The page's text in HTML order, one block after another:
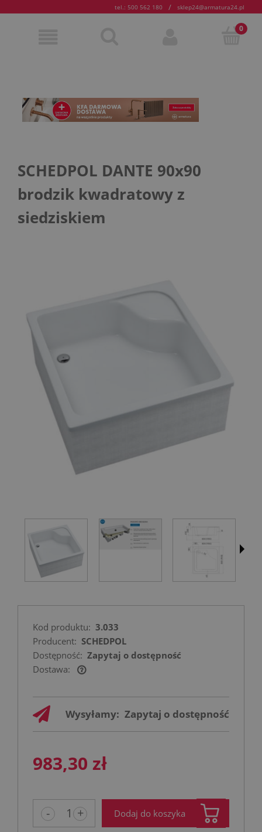
tel.: 500 562 180 / sklep24@armatura24.pl
SCHEDPOL DANTE 90x90
brodzik kwadratowy z
siedziskiem
Kod produktu: 3.033
Producent: SCHEDPOL
Dostępność: Zapytaj o dostępność
Dostawa:
Cena nie zawiera ewentualnych kosztów
Wysyłamy: Zapytaj o dostępność
983,30 zł
- + Dodaj do koszyka